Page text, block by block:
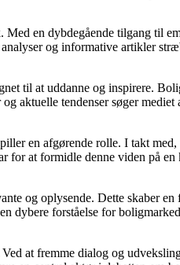
en dybdegående tilgang til
og informative artikler
til at uddanne og inspirere.
aktuelle tendenser søger
en afgørende rolle. I takt
for at formidle denne viden på
og oplysende. Dette skaber
dybere forståelse for
at fremme dialog og